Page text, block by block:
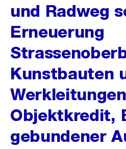
und Radweg
Erneuerung
Kunstbauten
Objektkredit,
gebundener